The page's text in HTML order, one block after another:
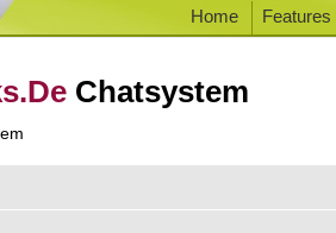
Home Features
Chatsystem